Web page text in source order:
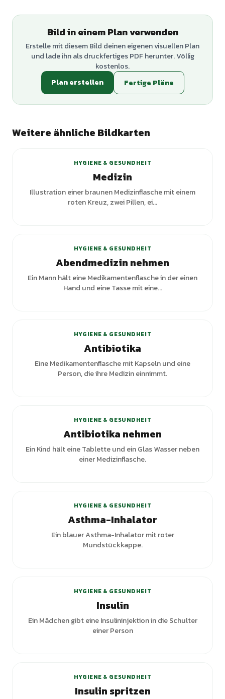
Bild in einem Plan verwenden
Erstelle mit diesem Bild deinen eigenen visuellen Plan
und lade ihn als druckfertiges PDF herunter. Völlig
kostenlos.
Plan erstellen
Fertige Pläne
Weitere ähnliche Bildkarten
HYGIENE & GESUNDHEIT
Medizin
Illustration einer braunen Medizinflasche mit einem
roten Kreuz, zwei Pillen, ei...
HYGIENE & GESUNDHEIT
Abendmedizin nehmen
Ein Mann hält eine Medikamentenflasche in der einen
Hand und eine Tasse mit eine...
HYGIENE & GESUNDHEIT
Antibiotika
Eine Medikamentenflasche mit Kapseln und eine
Person, die ihre Medizin einnimmt.
HYGIENE & GESUNDHEIT
Antibiotika nehmen
Ein Kind hält eine Tablette und ein Glas Wasser neben
einer Medizinflasche.
HYGIENE & GESUNDHEIT
Asthma-Inhalator
Ein blauer Asthma-Inhalator mit roter
Mundstückkappe.
HYGIENE & GESUNDHEIT
Insulin
Ein Mädchen gibt eine Insulininjektion in die Schulter
einer Person
HYGIENE & GESUNDHEIT
Insulin spritzen